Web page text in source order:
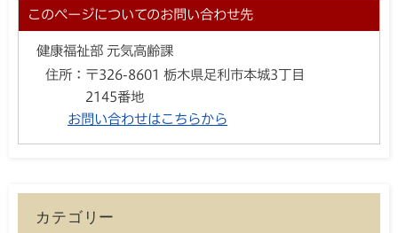
このページについてのお問い合わせ先
健康福祉部 元気高齢課
住所： 〒326-8601 栃木県足利市本城3丁目
2145番地
お問い合わせはこちらから
カテゴリー